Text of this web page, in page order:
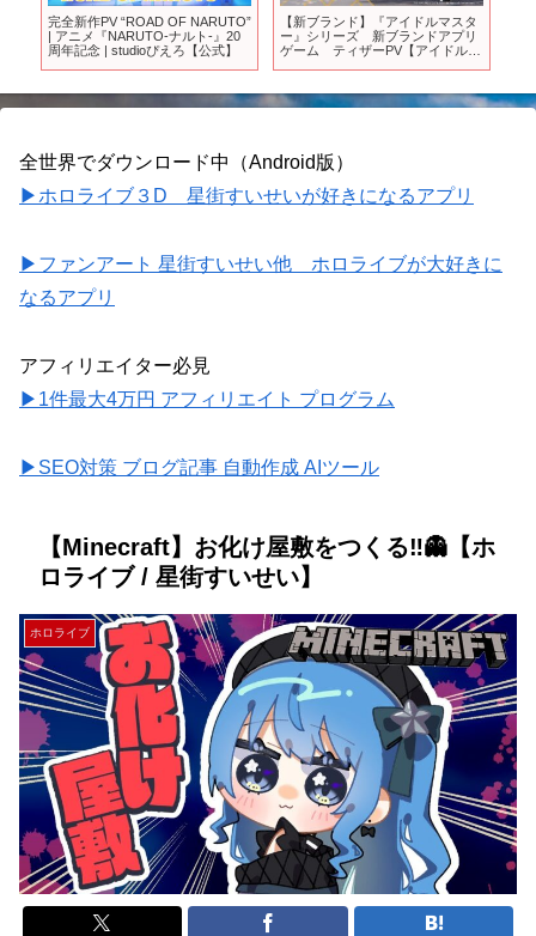
完全新作PV “ROAD OF NARUTO”
| アニメ『NARUTO-ナルト-』20
周年記念 | studioぴえろ【公式】
【新ブランド】『アイドルマスタ
ー』シリーズ 新ブランドアプリ
ゲーム ティザーPV【アイドルマ
全世界でダウンロード中（Android版）
▶ホロライブ３D 星街すいせいが好きになるアプリ
▶ファンアート 星街すいせい他 ホロライブが大好きに
なるアプリ
アフィリエイター必見
▶1件最大4万円 アフィリエイト プログラム
▶SEO対策 ブログ記事 自動作成 AIツール
【Minecraft】お化け屋敷をつくる‼👻【ホ
ロライブ / 星街すいせい】
ホロライブ